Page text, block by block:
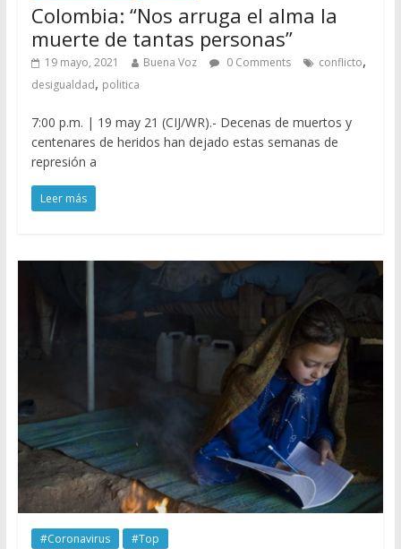
Colombia: “Nos arruga el alma la
muerte de tantas personas”
19 mayo, 2021 Buena Voz 0 Comments conflicto,
desigualdad, politica
7:00 p.m. | 19 may 21 (CIJ/WR).- Decenas de muertos y
centenares de heridos han dejado estas semanas de
represión a
Leer más
#Coronavirus #Top